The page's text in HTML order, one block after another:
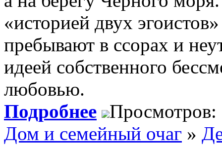
«историей двух
пребывают в ссорах и
идеей собственного
любовью.
Подробнее
Просмотров:
Дом и семейный очаг »